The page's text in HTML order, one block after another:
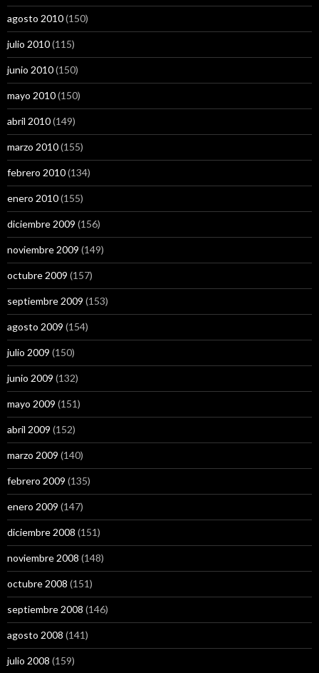
agosto 2010(150)
julio 2010(115)
junio 2010(150)
mayo 2010(150)
abril 2010(149)
marzo 2010(155)
febrero 2010(134)
enero 2010(155)
diciembre 2009 (156)
noviembre 2009 (149)
octubre 2009 (157)
septiembre 2009 (153)
agosto 2009 (154)
julio 2009 (150)
junio 2009 (132)
mayo 2009 (151)
abril 2009 (152)
marzo 2009 (140)
febrero 2009 (135)
enero 2009 (147)
diciembre 2008 (151)
noviembre 2008 (148)
octubre 2008 (151)
septiembre 2008 (146)
agosto 2008 (141)
julio 2008 (159)